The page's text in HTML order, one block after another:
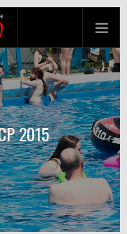
2015